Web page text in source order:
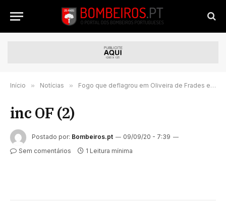
Início » Notícias » Fogo que deflagrou em Oliveira de Frades em estado de resolução
inc OF (2)
Postado por: Bombeiros.pt
09/09/20 - 7:39
Sem comentários
1 Leitura mínima